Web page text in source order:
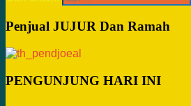
Penjual JUJUR Dan Ramah
PENGUNJUNG HARI INI